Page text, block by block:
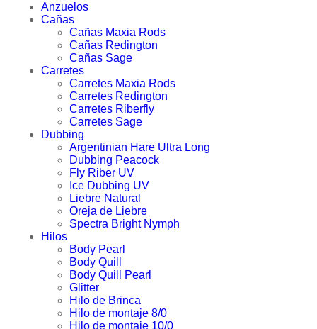
Anzuelos
Cañas
Cañas Maxia Rods
Cañas Redington
Cañas Sage
Carretes
Carretes Maxia Rods
Carretes Redington
Carretes Riberfly
Carretes Sage
Dubbing
Argentinian Hare Ultra Long
Dubbing Peacock
Fly Riber UV
Ice Dubbing UV
Liebre Natural
Oreja de Liebre
Spectra Bright Nymph
Hilos
Body Pearl
Body Quill
Body Quill Pearl
Glitter
Hilo de Brinca
Hilo de montaje 8/0
Hilo de montaje 10/0